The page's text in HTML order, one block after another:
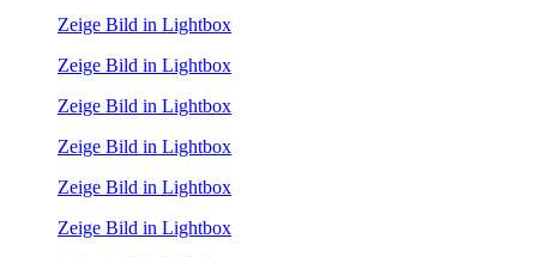
Zeige Bild in Lightbox
Zeige Bild in Lightbox
Zeige Bild in Lightbox
Zeige Bild in Lightbox
Zeige Bild in Lightbox
Zeige Bild in Lightbox